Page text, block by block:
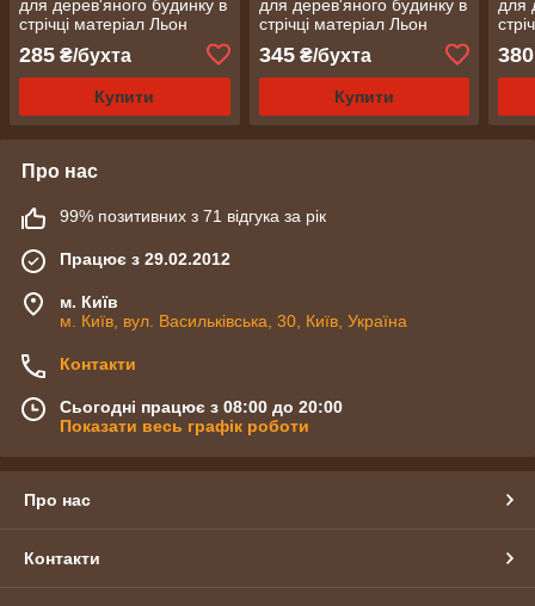
для дерев'яного будинку в
стрічці матеріал Льон
285 ₴/бухта
Купити
для дерев'яного будинку в
стрічці матеріал Льон
шир.10 см довжина 25 м
345₴/бухта
Купити
для
380
Про нас
99% позитивних з 71 відгука за рік
Працює з 29.02.2012
м. Київ
м. Київ, вул. Васильківська, 30, Київ, Україна
Контакти
Сьогодні працює з 08:00 до 20:00
Показати весь графік роботи
Про нас
Контакти